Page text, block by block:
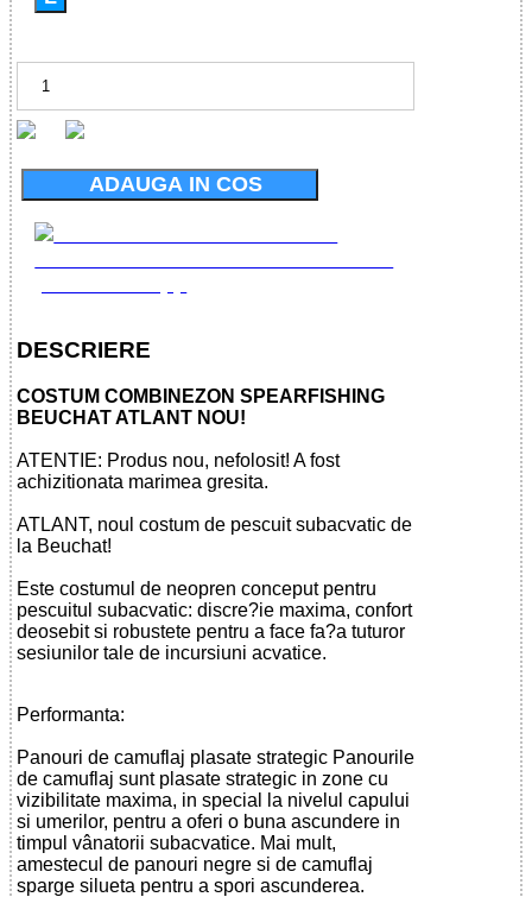
ADAUGA IN COS
DESCRIERE
COSTUM COMBINEZON SPEARFISHING
BEUCHAT ATLANT NOU!
ATENTIE: Produs nou, nefolosit! A fost
achizitionata marimea gresita.
ATLANT, noul costum de pescuit subacvatic de
la Beuchat!
Este costumul de neopren conceput pentru
pescuitul subacvatic: discre?ie maxima, confort
deosebit si robustete pentru a face fa?a tuturor
sesiunilor tale de incursiuni acvatice.
Performanta:
Panouri de camuflaj plasate strategic Panourile
de camuflaj sunt plasate strategic in zone cu
vizibilitate maxima, in special la nivelul capului
si umerilor, pentru a oferi o buna ascundere in
timpul vânatorii subacvatice. Mai mult,
amestecul de panouri negre si de camuflaj
sparge silueta pentru a spori ascunderea.